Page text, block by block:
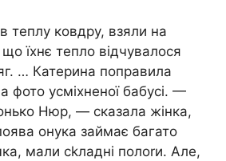
теплу ковдру, взяли на
що їхнє тепло відчувалося
… Катерина поправила
фото усміхненої бабусі. —
Нюр, — сказала жінка,
онука займає багато
мали сkладні полоrи. Але,